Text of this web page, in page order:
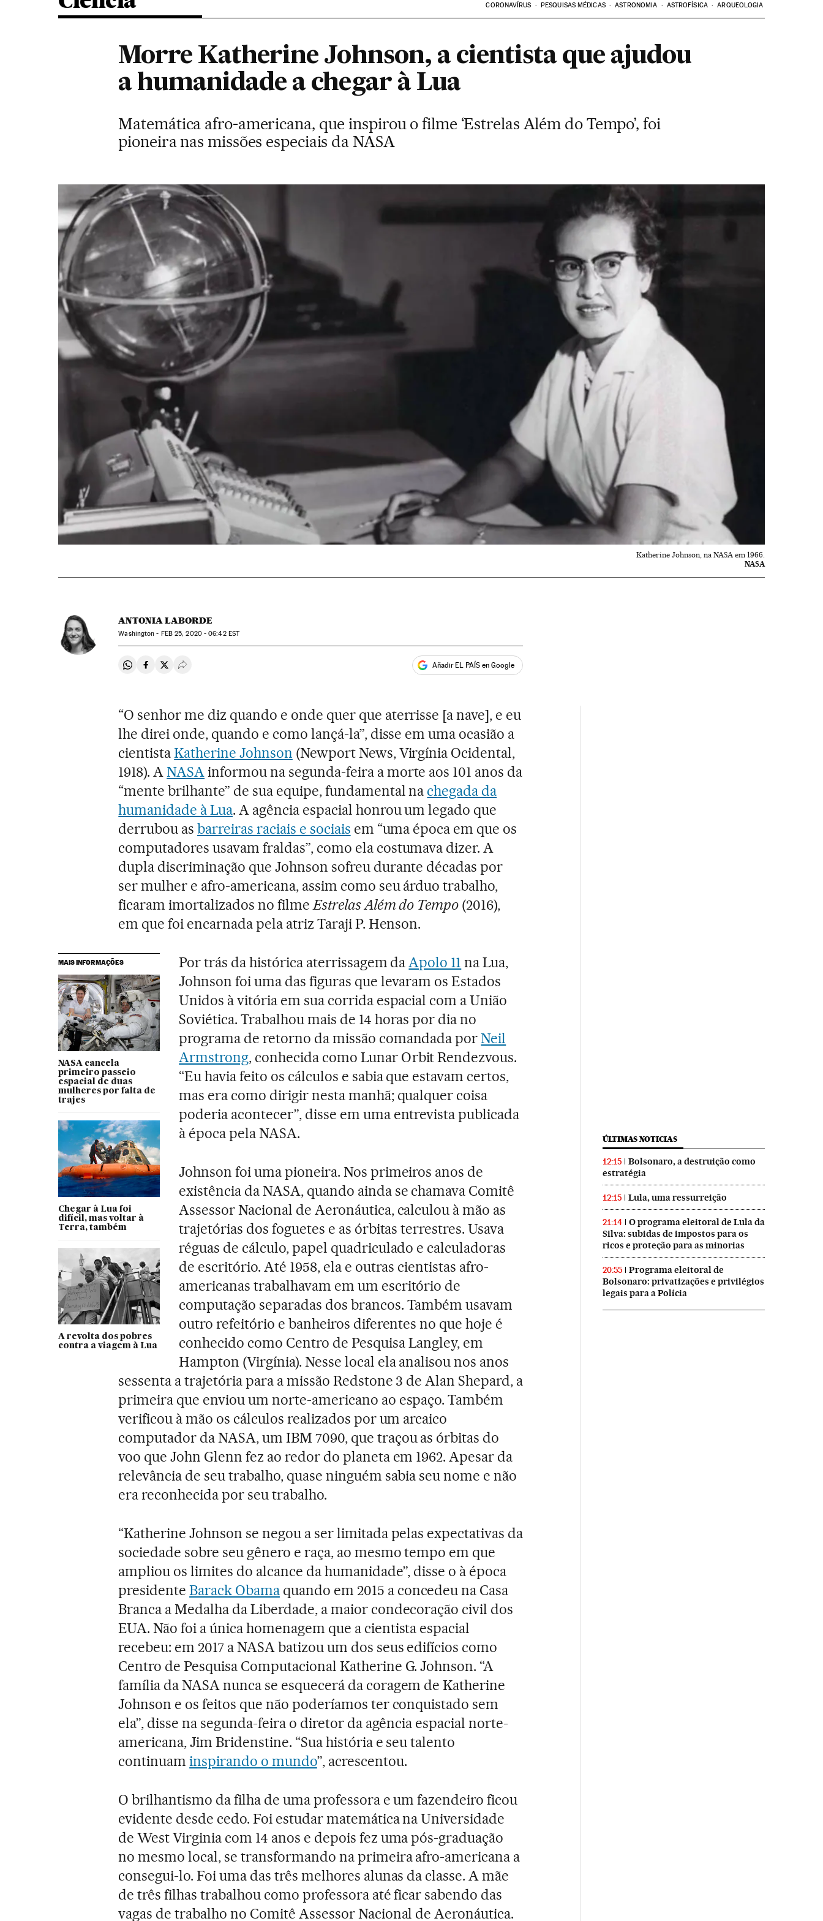
CORONAVÍRUS PESQUISAS MÉDICAS ASTRONOMIA ASTROFÍSICA ARQUEOLOGIA
Morre Katherine Johnson, a cientista que ajudou
a humanidade a chegar à Lua
Matemática afro-americana, que inspirou o filme ‘Estrelas Além do Tempo’, foi
pioneira nas missões especiais da NASA
Katherine Johnson, na NASA em 1966.
NASA
ANTONIA LABORDE
Washington - FEB25, 2020 - 06:42EST
Compartir en Whatsapp
Compartir en Facebook
Compartir en Twitter
Desplegar Redes Sociales Añadir EL PAÍS en Google
“O senhor me diz quando e onde quer que aterrisse [a nave], e eu
lhe direi onde, quando e como lançá-la”, disse em uma ocasião a
cientistaKatherine Johnson (Newport News, Virgínia Ocidental,
1918). ANASAinformou na segunda-feira a morte aos 101 anos da
“mente brilhante” de sua equipe, fundamental na chegada da
humanidade à Lua. A agência espacial honrou um legado que
derrubou asbarreiras raciais e sociais em “uma época em que os
computadores usavam fraldas”, como ela costumava dizer. A
dupla discriminação que Johnson sofreu durante décadas por
ser mulher e afro-americana, assim como seu árduo trabalho,
ficaram imortalizados no filmeEstrelas Além do Tempo (2016),
em que foi encarnada pela atriz Taraji P. Henson.
MAIS INFORMAÇÕES
NASA cancela
primeiro passeio
espacial de duas
mulheres por falta de
trajes
Chegar à Lua foi
difícil, mas voltar à
Terra, também
A revolta dos pobres
contra a viagem à Lua
Por trás da histórica aterrissagem daApolo 11 na Lua,
Johnson foi uma das figuras que levaram os Estados
Unidos à vitória em sua corrida espacial com a União
Soviética. Trabalhou mais de 14 horas por dia no
programa de retorno da missão comandada porNeil
Armstrong, conhecida como Lunar Orbit Rendezvous.
“Eu havia feito os cálculos e sabia que estavam certos,
mas era como dirigir nesta manhã; qualquer coisa
poderia acontecer”, disse em uma entrevista publicada
à época pela NASA.
Johnson foi uma pioneira. Nos primeiros anos de
existência da NASA, quando ainda se chamava Comitê
Assessor Nacional de Aeronáutica, calculou à mão as
trajetórias dos foguetes e as órbitas terrestres. Usava
réguas de cálculo, papel quadriculado e calculadoras
de escritório. Até 1958, ela e outras cientistas afro-
americanas trabalhavam em um escritório de
computação separadas dos brancos. Também usavam
outro refeitório e banheiros diferentes no que hoje é
conhecido como Centro de Pesquisa Langley, em
Hampton (Virgínia). Nesse local ela analisou nos anos
sessenta a trajetória para a missão Redstone 3 de Alan Shepard, a
primeira que enviou um norte-americano ao espaço. Também
verificou à mão os cálculos realizados por um arcaico
computador da NASA, um IBM 7090, que traçou as órbitas do
voo que John Glenn fez ao redor do planeta em 1962. Apesar da
relevância de seu trabalho, quase ninguém sabia seu nome e não
era reconhecida por seu trabalho.
“Katherine Johnson se negou a ser limitada pelas expectativas da
sociedade sobre seu gênero e raça, ao mesmo tempo em que
ampliou os limites do alcance da humanidade”, disse o à época
presidenteBarack Obamaquando em 2015 a concedeu na Casa
Branca a Medalha da Liberdade, a maior condecoração civil dos
EUA. Não foi a única homenagem que a cientista espacial
recebeu: em 2017 a NASA batizou um dos seus edifícios como
Centro de Pesquisa Computacional Katherine G. Johnson. “A
família da NASA nunca se esquecerá da coragem de Katherine
Johnson e os feitos que não poderíamos ter conquistado sem
ela”, disse na segunda-feira o diretor da agência espacial norte-
americana, Jim Bridenstine. “Sua história e seu talento
continuaminspirando o mundo”, acrescentou.
O brilhantismo da filha de uma professora e um fazendeiro ficou
evidente desde cedo. Foi estudar matemática na Universidade
de West Virginia com 14 anos e depois fez uma pós-graduação
no mesmo local, se transformando na primeira afro-americana a
consegui-lo. Foi uma das três melhores alunas da classe. A mãe
de três filhas trabalhou como professora até ficar sabendo das
vagas de trabalho no Comitê Assessor Nacional de Aeronáutica.
ÚLTIMAS NOTICIAS
12:15
Bolsonaro, a destruição como
estratégia
12:15 Lula, uma ressurreição
21:14
O programa eleitoral de Lula da
Silva: subidas de impostos para os
ricos e proteção para as minorias
20:55
Programa eleitoral de
Bolsonaro: privatizações e privilégios
legais para a Polícia